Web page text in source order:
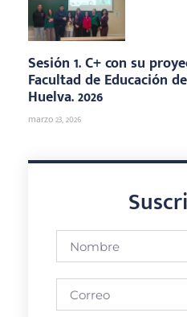
Sesión 1. C+ con su
Facultad de Educación
Huelva. 2026
marzo 23, 2026